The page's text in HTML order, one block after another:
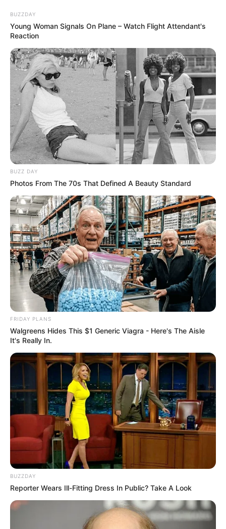
BUZZDAY
Young Woman Signals On Plane – Watch Flight Attendant's
Reaction
BUZZ DAY
Photos From The 70s That Defined A Beauty Standard
FRIDAY PLANS
Walgreens Hides This $1 Generic Viagra - Here's The Aisle
It's Really In.
BUZZDAY
Reporter Wears Ill-Fitting Dress In Public? Take A Look